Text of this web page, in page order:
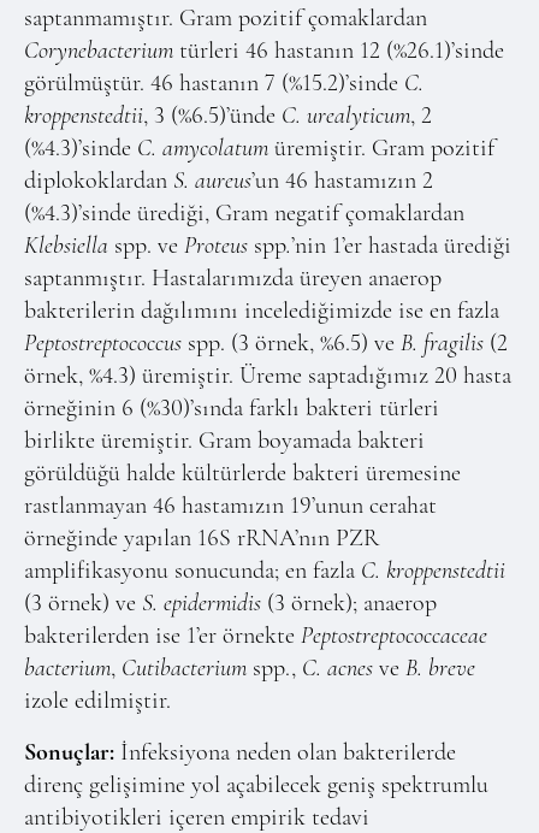
saptanmamıştır. Gram pozitif çomaklardan
Corynebacterium türleri 46 hastanın 12 (%26.1)’sinde
görülmüştür. 46 hastanın 7 (%15.2)’sinde C.
kroppenstedtii, 3 (%6.5)’ünde C. urealyticum, 2
(%4.3)’sinde C. amycolatum üremiştir. Gram pozitif
diplokoklardan S. aureus’un 46 hastamızın 2
(%4.3)’sinde ürediği, Gram negatif çomaklardan
Klebsiella spp. ve Proteus spp.’nin 1’er hastada ürediği
saptanmıştır. Hastalarımızda üreyen anaerop
bakterilerin dağılımını incelediğimizde ise en fazla
Peptostreptococcus spp. (3 örnek, %6.5) ve B. fragilis (2
örnek, %4.3) üremiştir. Üreme saptadığımız 20 hasta
örneğinin 6 (%30)’sında farklı bakteri türleri
birlikte üremiştir. Gram boyamada bakteri
görüldüğü halde kültürlerde bakteri üremesine
rastlanmayan 46 hastamızın 19’unun cerahat
örneğinde yapılan 16S rRNA’nın PZR
amplifikasyonu sonucunda; en fazla C. kroppenstedtii
(3 örnek) ve S. epidermidis (3 örnek); anaerop
bakterilerden ise 1’er örnekte Peptostreptococcaceae
bacterium, Cutibacterium spp., C. acnes ve B. breve
izole edilmiştir.
Sonuçlar: İnfeksiyona neden olan bakterilerde
direnç gelişimine yol açabilecek geniş spektrumlu
antibiyotikleri içeren empirik tedavi